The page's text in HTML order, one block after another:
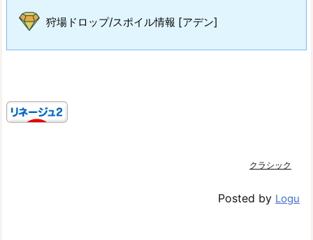
狩場ドロップ/スポイル情報 [アデン]
クラシック
Posted by Logu